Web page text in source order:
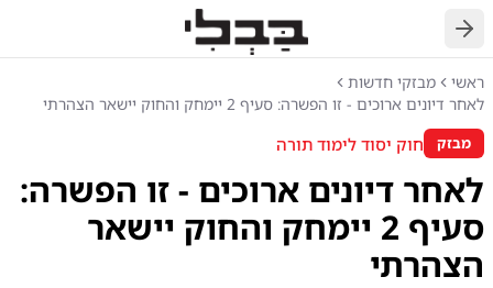
חזרה
ראשי
מבזקי חדשות
לאחר דיונים ארוכים - זו הפשרה: סעיף 2 יימחק והחוק יישאר הצהרתי
מבזק חוק יסוד לימוד תורה
לאחר דיונים ארוכים - זו הפשרה:
סעיף 2 יימחק והחוק יישאר
הצהרתי